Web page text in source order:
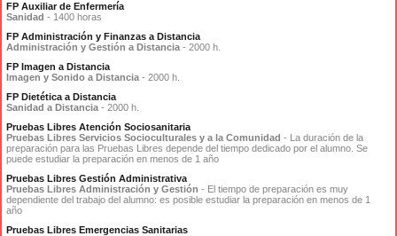
FP Auxiliar de Enfermería
Sanidad - 1400 horas
FP Administración y Finanzas a Distancia
Administración y Gestión a Distancia - 2000 h.
FP Imagen a Distancia
Imagen y Sonido a Distancia - 2000 h.
FP Dietética a Distancia
Sanidad a Distancia - 2000 h.
Pruebas Libres Atención Sociosanitaria
Pruebas Libres Servicios Socioculturales y a la Comunidad - La duración de la
preparación para las Pruebas Libres depende del tiempo dedicado por el alumno. Se
puede estudiar la preparación en menos de 1 año
Pruebas Libres Gestión Administrativa
Pruebas Libres Administración y Gestión - El tiempo de preparación es muy
dependiente del trabajo del alumno: es posible estudiar la preparación en menos de 1
año
Pruebas Libres Emergencias Sanitarias